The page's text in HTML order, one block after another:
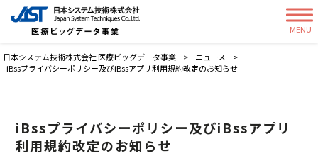
MENU
日本システム技術株式会社 医療ビッグデータ事業 > ニュース
>
iBssプライバシーポリシー及びiBssアプリ利用規約改定のお知らせ
iBssプライバシーポリシー及びiBssアプリ
利用規約改定のお知らせ